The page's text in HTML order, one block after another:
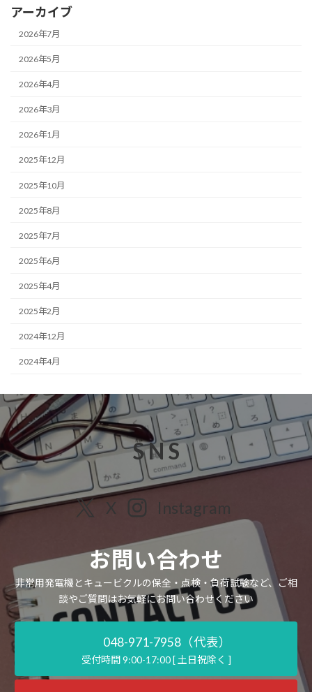
アーカイブ
2026年7月
2026年5月
2026年4月
2026年3月
2026年1月
2025年12月
2025年10月
2025年8月
2025年7月
2025年6月
2025年4月
2025年2月
2024年12月
2024年4月
S N S
X Instagram
お問い合わせ
非常用発電機とキュービクルの保全・点検・負荷試験など、ご相
談やご質問はお気軽にお問い合わせください
048-971-7958（代表）
受付時間 9:00-17:00 [ 土日祝除く ]